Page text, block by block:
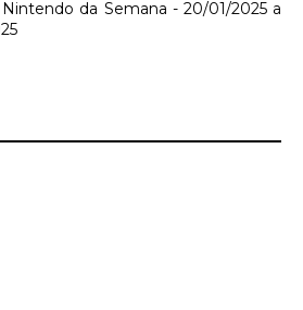
da Semana - 20/01/2025 a